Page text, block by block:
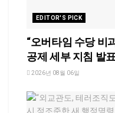
EDITOR'S PICK
“오버타임 수당 비
공제 세부 지침 발
2026년 08월 06일